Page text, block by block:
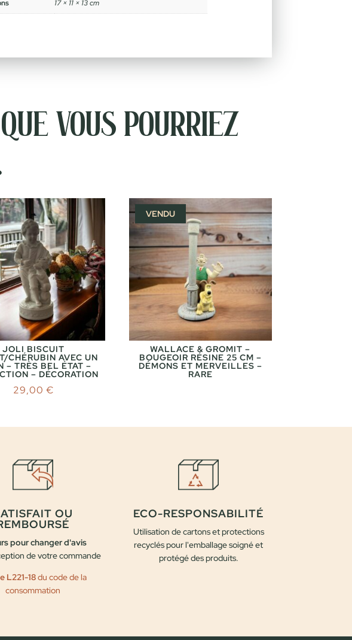
17 × 11 × 13 cm
vous pourriez
JOLI BISCUIT
CHÉRUBIN AVEC UN
– TRÈS BEL ÉTAT –
– DÉCORATION
29,00€
VENDU
WALLACE & GROMIT –
BOUGEOIR RÉSINE 25 CM –
DÉMONS ET MERVEILLES –
RARE
OU
pour changer d'avis
de votre commande
L221-18du code de la
consommation
ECO-RESPONSABILITÉ
Utilisation de cartons et protections
recyclés pour l'emballage soigné et
protégé des produits.